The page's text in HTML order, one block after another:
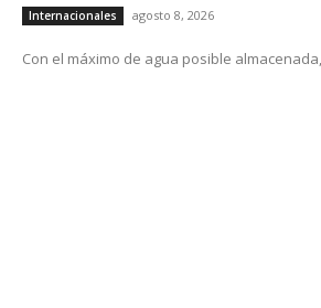
Internacionales agosto 8, 2026
Con el máximo de agua posible